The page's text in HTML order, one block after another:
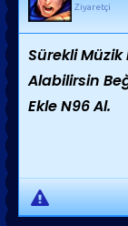
Ziyaretçi
Sürekli
Alabilirsin
Ekle N96 Al.